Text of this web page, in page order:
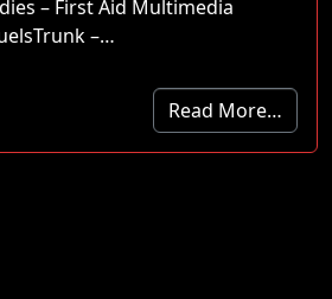
– First Aid Multimedia
–…
Read More…